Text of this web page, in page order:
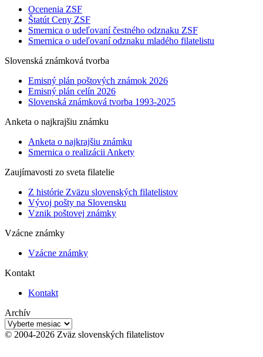
Ocenenia ZSF
Štatút Ceny ZSF
Smernica o udeľovaní čestného odznaku ZSF
Smernica o udeľovaní odznaku mladého filatelistu
Slovenská známková tvorba
Emisný plán poštových známok 2026
Emisný plán celín 2026
Slovenská známková tvorba 1993-2025
Anketa o najkrajšiu známku
Anketa o najkrajšiu známku
Smernica o realizácii Ankety
Zaujímavosti zo sveta filatelie
Z histórie Zväzu slovenských filatelistov
Vývoj pošty na Slovensku
Vznik poštovej známky
Vzácne známky
Vzácne známky
Kontakt
Kontakt
Archív
Archív
© 2004-2026 Zväz slovenských filatelistov